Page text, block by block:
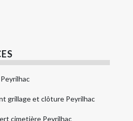
grillage et clôture Peyrilhac
cimetière Peyrilhac